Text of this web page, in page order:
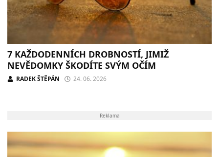
7 KAŽDODENNÍCH DROBNOSTÍ, JIMIŽ
NEVĚDOMKY ŠKODÍTE SVÝM OČÍM
RADEK ŠTĚPÁN 24. 06. 2026
Reklama